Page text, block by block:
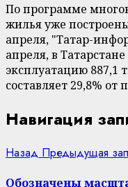
По программе
жилья уже
апреля, "Татар-
апреля, в
эксплуатацию 887,1
составляет 29,8% от
Навигация
Назад Предыдущая
Обозначены